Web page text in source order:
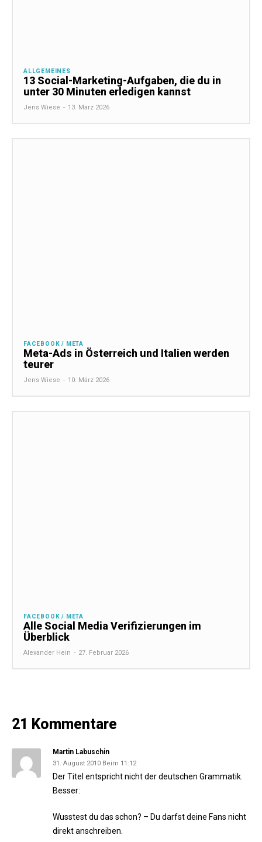
ALLGEMEINES
13 Social-Marketing-Aufgaben, die du in
unter 30 Minuten erledigen kannst
Jens Wiese - 13. März 2026
FACEBOOK / META
Meta-Ads in Österreich und Italien werden
teurer
Jens Wiese - 10. März 2026
FACEBOOK / META
Alle Social Media Verifizierungen im
Überblick
Alexander Hein - 27. Februar 2026
21 Kommentare
Martin Labuschin
31. August 2010 Beim 11:12
Der Titel entspricht nicht der deutschen Grammatik.
Besser:
Wusstest du das schon? – Du darfst deine Fans nicht
direkt anschreiben.